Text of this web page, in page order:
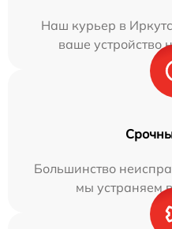
Наш курьер в
ваше устройство
Большинство
мы устраняем